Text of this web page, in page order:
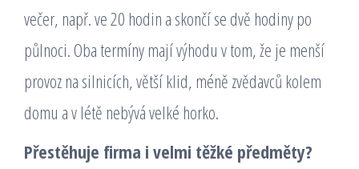
večer, např. ve 20 hodin a skončí se dvě hodiny po
půlnoci. Oba termíny mají výhodu v tom, že je menší
provoz na silnicích, větší klid, méně zvědavců kolem
domu a v létě nebývá velké horko.
Přestěhuje firma i velmi těžké předměty?